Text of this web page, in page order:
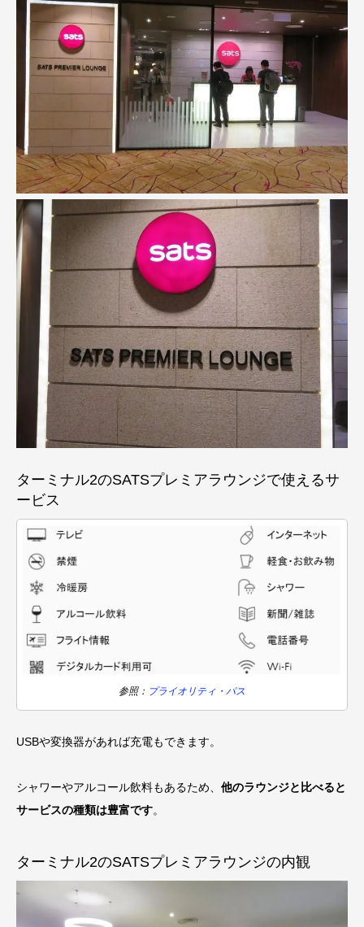
ターミナル2のSATSプレミアラウンジで使えるサ
ービス
参照： プライオリティ・パス
USBや変換器があれば充電もできます。
シャワーやアルコール飲料もあるため、 他のラウンジと比べると
サービスの種類は豊富です。
ターミナル2のSATSプレミアラウンジの内観